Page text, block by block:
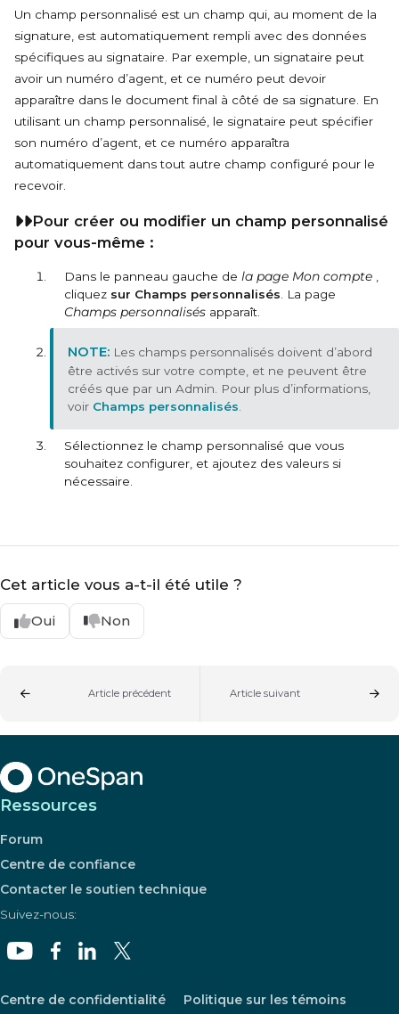
Un champ personnalisé est un champ qui, au moment de la
signature, est automatiquement rempli avec des données
spécifiques au signataire. Par exemple, un signataire peut
avoir un numéro d’agent, et ce numéro peut devoir
apparaître dans le document final à côté de sa signature. En
utilisant un champ personnalisé, le signataire peut spécifier
son numéro d’agent, et ce numéro apparaîtra
automatiquement dans tout autre champ configuré pour le
recevoir.
Pour créer ou modifier un champ personnalisé
pour vous-même :
Dans le panneau gauche de la page Mon compte
cliquez sur Champs personnalisés . La page
Champs personnalisés apparaît.
Les champs personnalisés doivent d’abord
être activés sur votre compte, et ne peuvent être
créés que par un Admin. Pour plus d’informations,
voir Champs personnalisés
Sélectionnez le champ personnalisé que vous
souhaitez configurer, et ajoutez des valeurs si
nécessaire.
Cet article vous a-t-il été utile ?
Oui Non
Article précédent Article suivant
Ressources
Forum
Centre de confiance
Contacter le soutien technique
Suivez-nous:
Centre de confidentialité
Politique sur les témoins